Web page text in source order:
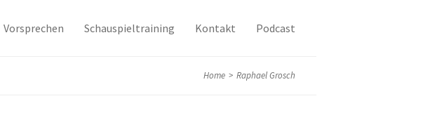
Vorsprechen Schauspieltraining Kontakt Podcast
Home > Raphael Grosch